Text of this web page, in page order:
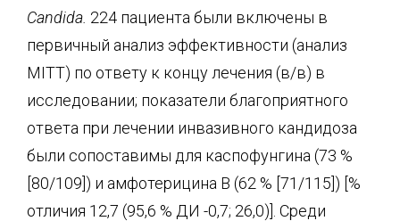
Candida 224 пациента были включены в
первичный анализ эффективности (анализ
MITT) по ответу к концу лечения (в/в) в
исследовании; показатели благоприятного
ответа при лечении инвазивного кандидоза
были сопоставимы для каспофунгина (73 %
[80/109]) и амфотерицина В (62 % [71/115]) [%
отличия 12,7 (95,6 % ДИ -0,7; 26,0)]. Среди